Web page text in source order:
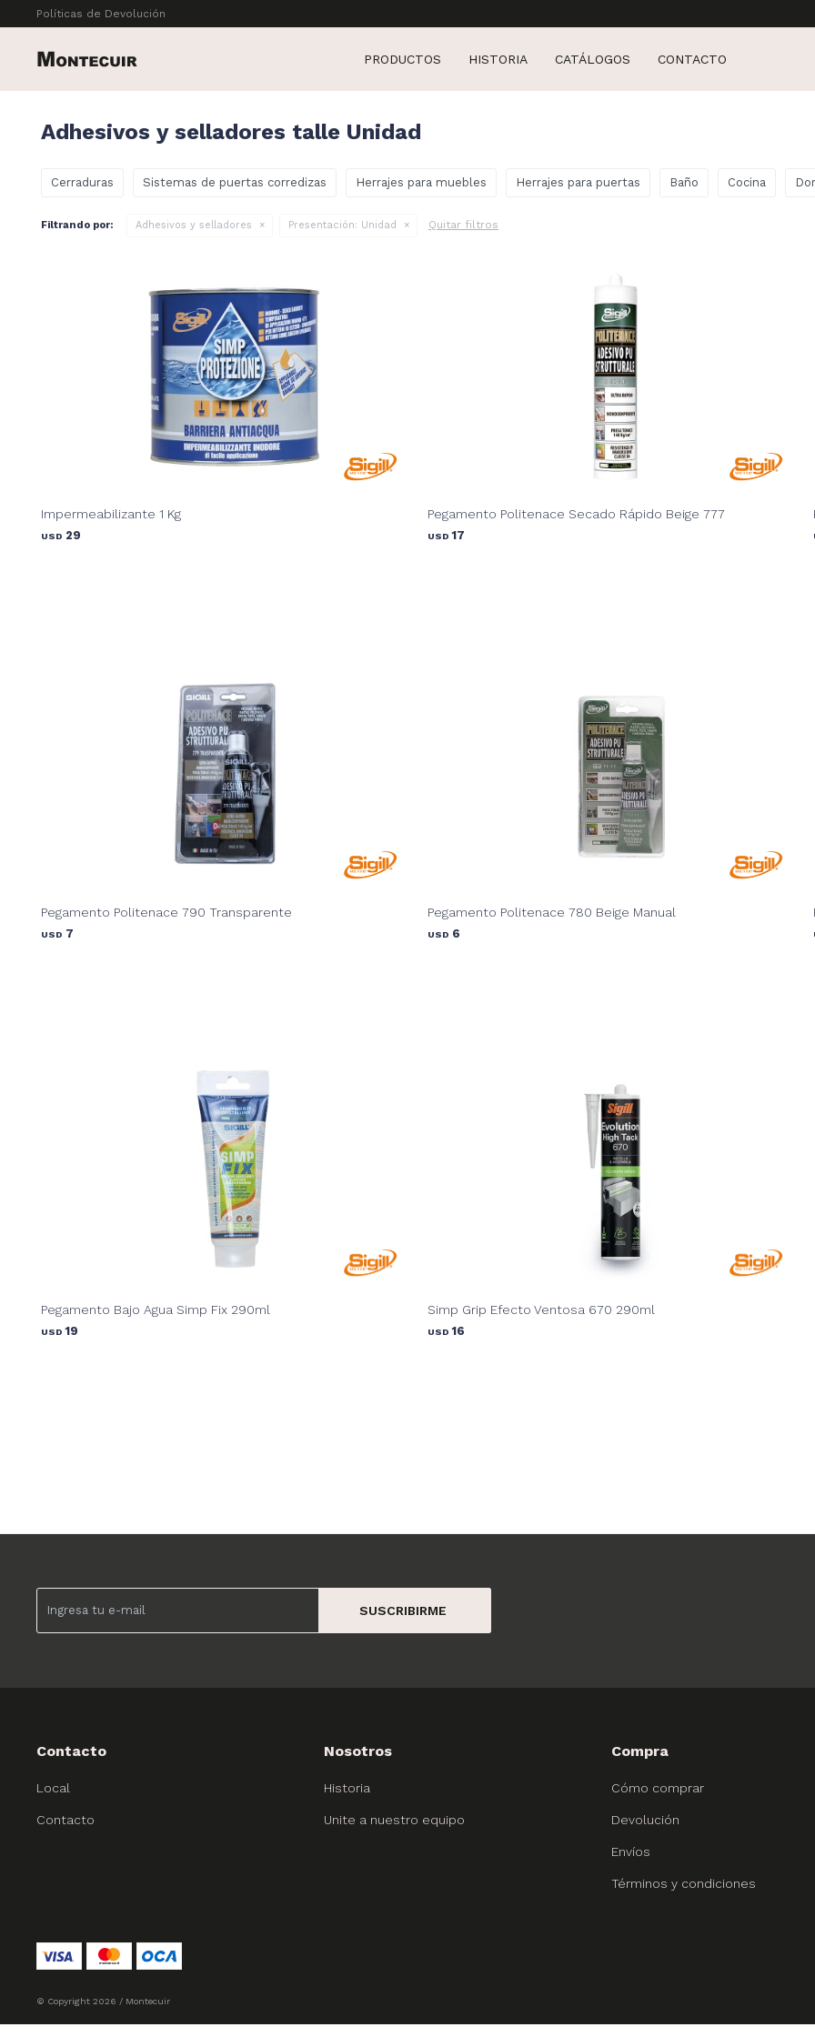
PRODUCTOS HISTORIA CATÁLOGOS CONTACTO
Políticas de Devolución
Adhesivos y selladores talle Unidad
Cerraduras Sistemas de puertas corredizas Herrajes para muebles Herrajes para puertas Baño Cocina
Filtrando por: Adhesivos y selladores Presentación: Unidad Quitar filtros
Impermeabilizante 1 Kg
USD 29
Pegamento Politenace Secado Rápido Beige 777
USD 17
Pegamento Politenace 790 Transparente
USD 7
Pegamento Politenace 780 Beige Manual
USD 6
Pegamento Bajo Agua Simp Fix 290ml
USD 19
Simp Grip Efecto Ventosa 670 290ml
USD 16
SUSCRIBIRME
Contacto
Local
Contacto
Nosotros
Historia
Unite a nuestro equipo
Compra
Cómo comprar
Devolución
Envíos
Términos y condiciones
© Copyright 2026 / Montecuir